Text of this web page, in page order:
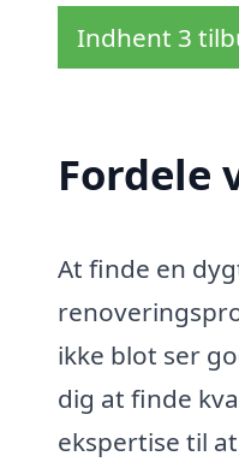
Indhent 3
Fordele
At finde en
ikke blot ser
dig at finde
ekspertise til